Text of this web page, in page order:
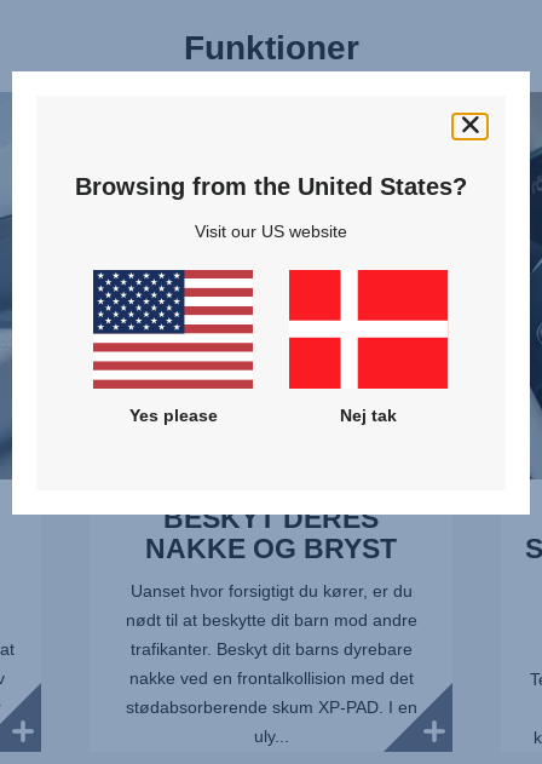
Funktioner
OG
af
10
BESKYT DERES
NAKKE OG BRYST
Uanset hvor forsigtigt du kører, er du
nødt til at beskytte dit barn mod andre
trafikanter. Beskyt dit barns dyrebare
nakke ved en frontalkollision med det
stødabsorberende skum XP-PAD. I en
uly...
SICT,
Browsing from the United States?
Visit our US website
Yes please Nej tak